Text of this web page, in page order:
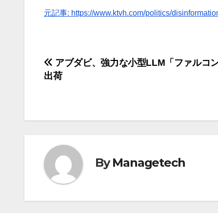
元記事: https://www.ktvh.com/politics/
投
稿
ビ
ゲ
ー
シ
ョ
アブダビ、強力な小型LLM「ファルコ
出荷
ByManagetech